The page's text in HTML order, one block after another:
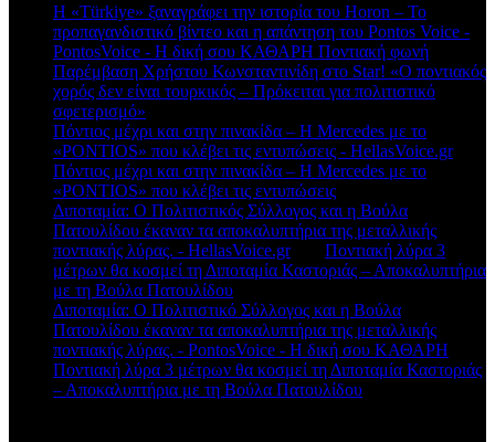
Η «Türkiye» ξαναγράφει την ιστορία του Horon – Το
προπαγανδιστικό βίντεο και η απάντηση του Pontos Voice -
PontosVoice - H δική σου ΚΑΘΑΡΗ Ποντιακή φωνή
Παρέμβαση Χρήστου Κωνσταντινίδη στο Star! «Ο ποντιακός
χορός δεν είναι τουρκικός – Πρόκειται για πολιτιστικό
σφετερισμό»
Πόντιος μέχρι και στην πινακίδα – Η Mercedes με το
«PONTIOS» που κλέβει τις εντυπώσεις - HellasVoice.grστο
Πόντιος μέχρι και στην πινακίδα – Η Mercedes με το
«PONTIOS» που κλέβει τις εντυπώσεις
Διποταμία: Ο Πολιτιστικός Σύλλογος και η Βούλα
Πατουλίδου έκαναν τα αποκαλυπτήρια της μεταλλικής
ποντιακής λύρας. - HellasVoice.grστο Ποντιακή λύρα 3
μέτρων θα κοσμεί τη Διποταμία Καστοριάς – Αποκαλυπτήρια
με τη Βούλα Πατουλίδου
Διποταμία: Ο Πολιτιστικό Σύλλογος και η Βούλα
Πατουλίδου έκαναν τα αποκαλυπτήρια της μεταλλικής
ποντιακής λύρας. - PontosVoice - H δική σου ΚΑΘΑΡΗ
Ποντιακή λύρα 3 μέτρων θα κοσμεί τη Διποταμία Καστοριάς
– Αποκαλυπτήρια με τη Βούλα Πατουλίδου